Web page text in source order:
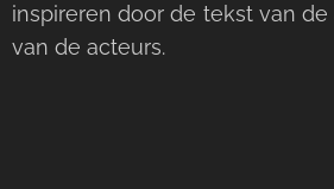
inspireren door de tekst van
van de acteurs.